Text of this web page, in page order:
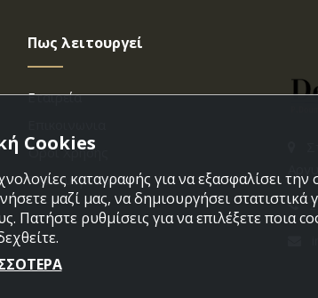
Πως λειτουργεί
Εταιρεία
Όροι Χρήσης
Πολιτική Cookies
Cookies
καταγραφής για να εξασφαλίσει
μαζί μας, να δημιουργήσει στατιστικά
Πατήστε ρυθμίσεις για να επιλέξετε ποια